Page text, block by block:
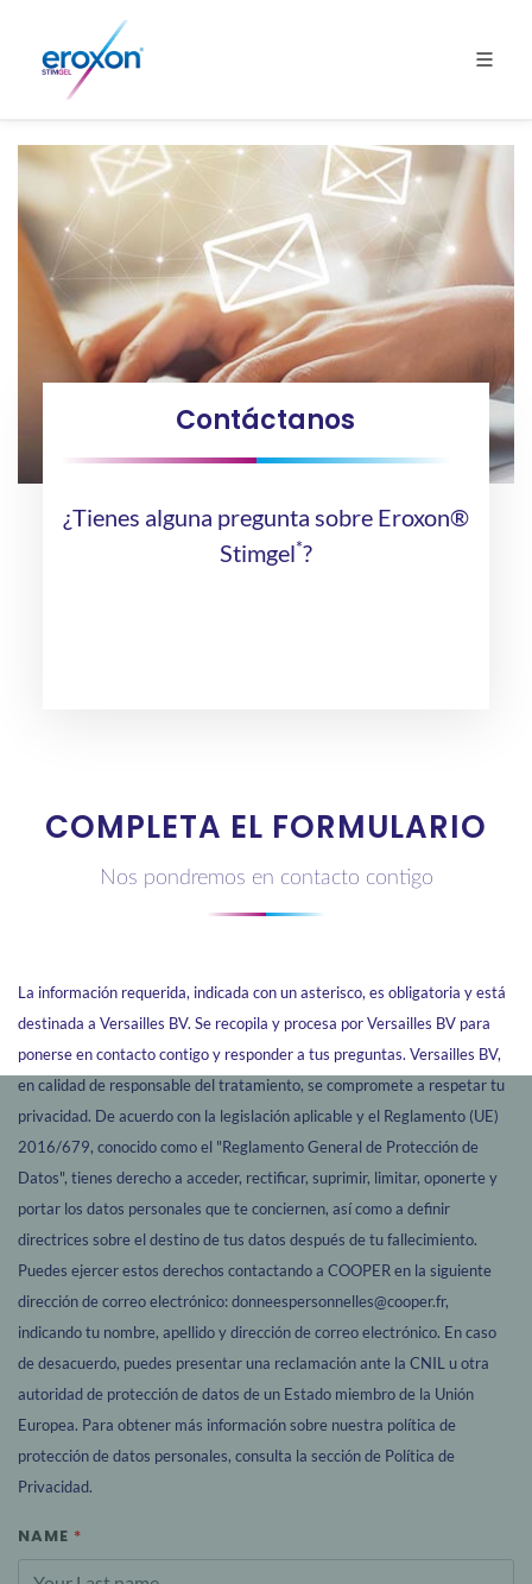
Contáctanos
¿Tienes alguna pregunta sobre Eroxon®
Stimgel*?
COMPLETA EL FORMULARIO
Nos pondremos en contacto contigo
La información requerida, indicada con un asterisco, es obligatoria y está
destinada a Versailles BV. Se recopila y procesa por Versailles BV para
ponerse en contacto contigo y responder a tus preguntas. Versailles BV,
en calidad de responsable del tratamiento, se compromete a respetar tu
privacidad. De acuerdo con la legislación aplicable y el Reglamento (UE)
2016/679, conocido como el "Reglamento General de Protección de
Datos", tienes derecho a acceder, rectificar, suprimir, limitar, oponerte y
portar los datos personales que te conciernen, así como a definir
directrices sobre el destino de tus datos después de tu fallecimiento.
Puedes ejercer estos derechos contactando a COOPER en la siguiente
dirección de correo electrónico: donneespersonnelles@cooper.fr,
indicando tu nombre, apellido y dirección de correo electrónico. En caso
de desacuerdo, puedes presentar una reclamación ante la CNIL u otra
autoridad de protección de datos de un Estado miembro de la Unión
Europea. Para obtener más información sobre nuestra política de
protección de datos personales, consulta la sección de Política de
Privacidad.
NAME